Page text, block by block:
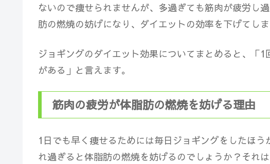
ないので痩せられませんが、多過ぎても筋肉が疲労し
肪の燃焼の妨げになり、ダイエットの効率を下げてしま
ジョギングのダイエット効果についてまとめると、「1
がある 」と言えます。
筋肉の疲労が体脂肪の燃焼を妨げる理由
1日でも早く痩せるためには毎日ジョギングをしたほ
れ過ぎると体脂肪の燃焼を妨げるのでしょうか？それ